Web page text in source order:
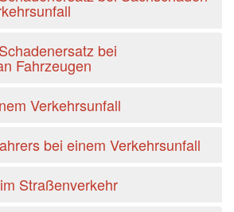
bei
Fahrzeugen
Verkehrsunfall
bei einem Verkehrsunfall
Straßenverkehr